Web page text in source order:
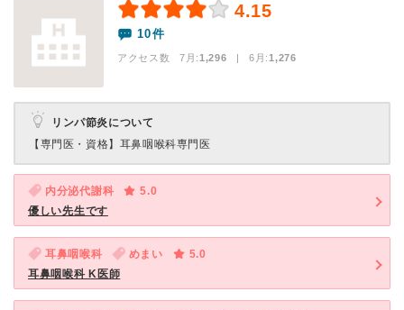
4.15
10件
アクセス数 7月:1,296 | 6月:1,276
リンパ節炎について
【専門医・資格】 耳鼻咽喉科専門医
内分泌代謝科
5.0
優しい先生です
耳鼻咽喉科 めまい
5.0
耳鼻咽喉科 K医師